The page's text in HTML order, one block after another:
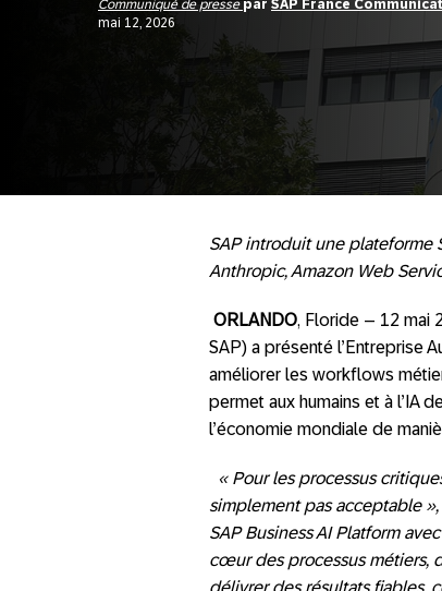
Communiqué de presse par SAP France
mai 12, 2026
SAP introduit une plateforme
Anthropic, Amazon Web
ORLANDO, Floride – 12 mai
SAP) a présenté l’Entreprise
améliorer les workflows
permet aux humains et à l’IA
l’économie mondiale de
« Pour les processus
simplement pas acceptable »,
SAP Business AI Platform
cœur des processus métiers,
délivrer des résultats fiables,